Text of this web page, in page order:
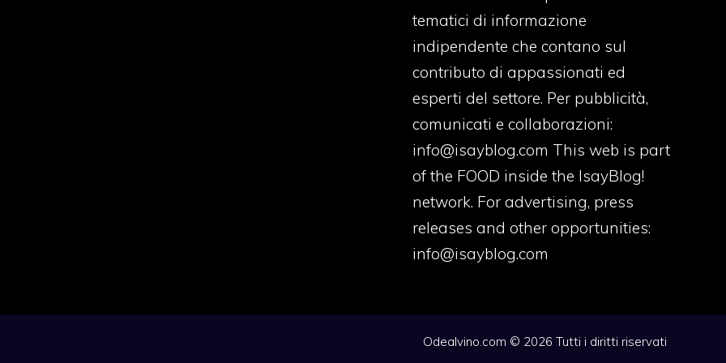
tematici di informazione
indipendente che contano sul
contributo di appassionati ed
esperti del settore. Per pubblicità,
comunicati e collaborazioni:
info@isayblog.com This web is part
of the FOOD inside the IsayBlog!
network. For advertising, press
releases and other opportunities:
info@isayblog.com
Odealvino.com © 2026 Tutti i diritti riservati